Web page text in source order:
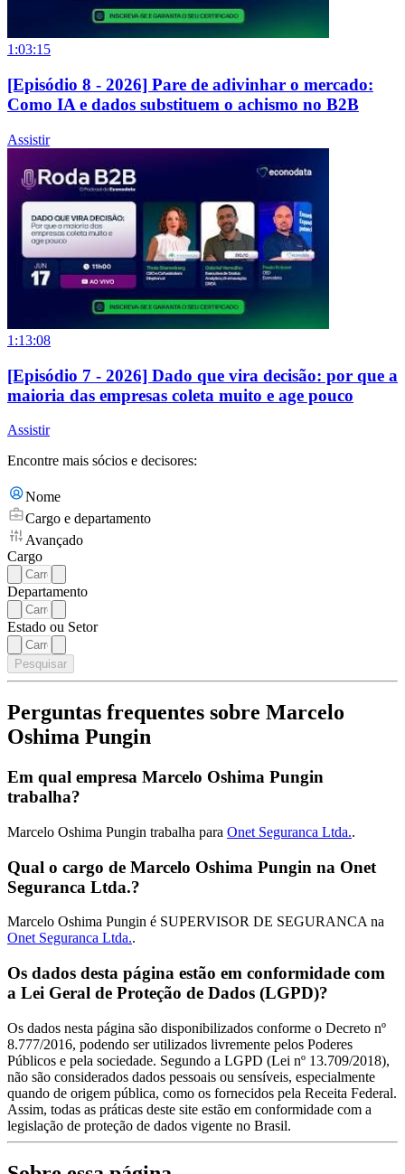
1:03:15
[Episódio 8 - 2026] Pare de adivinhar o mercado:
Como IA e dados substituem o achismo no B2B
Assistir
1:13:08
[Episódio 7 - 2026] Dado que vira decisão: por que a
maioria das empresas coleta muito e age pouco
Assistir
Encontre mais sócios e decisores:
Nome
Cargo e departamento
Avançado
Cargo
Departamento
Estado ou Setor
Pesquisar
Perguntas frequentes sobre Marcelo
Oshima Pungin
Em qual empresa Marcelo Oshima Pungin
trabalha?
Marcelo Oshima Pungin trabalha para Onet Seguranca Ltda..
Qual o cargo de Marcelo Oshima Pungin na Onet
Seguranca Ltda.?
Marcelo Oshima Pungin é SUPERVISOR DE SEGURANCA na
Onet Seguranca Ltda..
Os dados desta página estão em conformidade com
a Lei Geral de Proteção de Dados (LGPD)?
Os dados nesta página são disponibilizados conforme o Decreto nº
8.777/2016, podendo ser utilizados livremente pelos Poderes
Públicos e pela sociedade. Segundo a LGPD (Lei nº 13.709/2018),
não são considerados dados pessoais ou sensíveis, especialmente
quando de origem pública, como os fornecidos pela Receita Federal.
Assim, todas as práticas deste site estão em conformidade com a
legislação de proteção de dados vigente no Brasil.